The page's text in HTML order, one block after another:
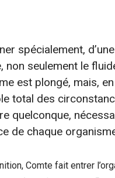
spécialement,
non seulement le
est plongé, mais,
total des
quelconque,
de chaque
Comte fait entrer